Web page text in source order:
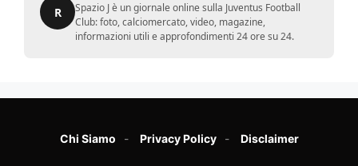
R
Spazio J è un giornale online sulla Juventus Football
Club: foto, calciomercato, video, magazine,
informazioni utili e approfondimenti 24 ore su 24.
Chi Siamo Privacy Policy Disclaimer